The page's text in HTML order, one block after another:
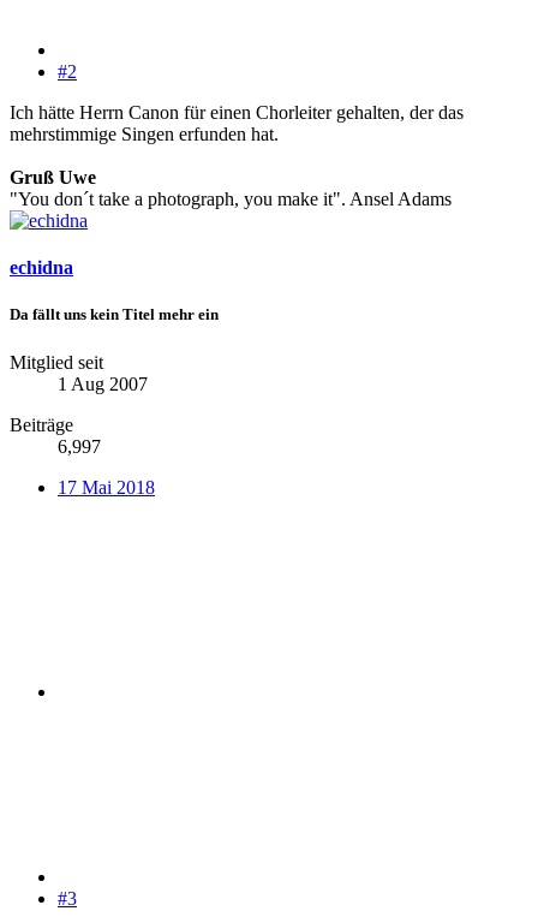
#2
Ich hätte Herrn Canon für einen Chorleiter gehalten, der das
mehrstimmige Singen erfunden hat.
Gruß Uwe
"You don´t take a photograph, you make it". Ansel Adams
echidna
Da fällt uns kein Titel mehr ein
Mitglied seit
1 Aug 2007
Beiträge
6,997
17 Mai 2018
#3